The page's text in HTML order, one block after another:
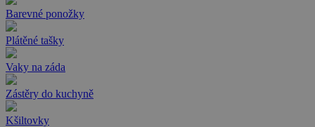
Barevné ponožky
Plátěné tašky
Vaky na záda
Zástěry do kuchyně
Kšiltovky